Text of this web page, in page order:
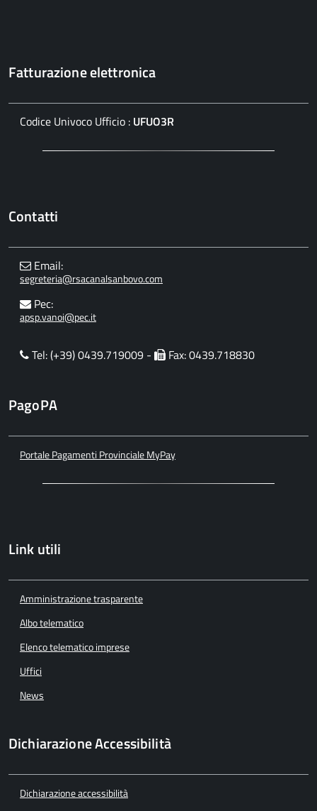
Fatturazione elettronica
Codice Univoco Ufficio : UFUO3R
Contatti
Email:
segreteria@rsacanalsanbovo.com
Pec:
apsp.vanoi@pec.it
Tel: (+39) 0439.719009 - Fax: 0439.718830
PagoPA
Portale Pagamenti Provinciale MyPay
Link utili
Amministrazione trasparente
Albo telematico
Elenco telematico imprese
Uffici
News
Dichiarazione Accessibilità
Dichiarazione accessibilità